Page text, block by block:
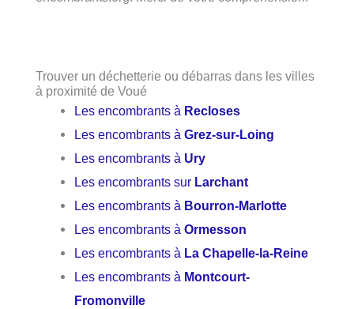
Trouver un déchetterie ou débarras dans les villes
à proximité de Voué
Les encombrants à Recloses
Les encombrants àGrez-sur-Loing
Les encombrants à Ury
Les encombrants sur Larchant
Les encombrants à Bourron-Marlotte
Les encombrants àOrmesson
Les encombrants à La Chapelle-la-Reine
Les encombrants à Montcourt-
Fromonville